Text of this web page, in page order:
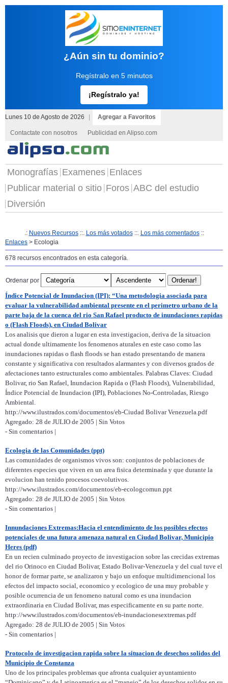
¿Aún sin tu dominio?
Regístralo en 5 minutos
¡Regístralo ya!
Lunes 10 de Agosto de 2026 Agregar a Favoritos
Contactate con nosotros Publicidad en Alipso.com
Monografías Examenes Enlaces
Publicar material o sitio Foros ABC del estudio
Diversión
.: Nuevos Recursos::. Los más votados::. Los más comentados::
Enlaces > Ecologia
678 recursos encontrados en esta categoría.
Ordenar por
Índice Potencial de Inundacion (IPI): “Una metodologia asociada para
evaluar la vulnerabilidad ambiental presente en el perimetro urbano de la
parte baja de la cuenca del rio San Rafael producto de inundaciones rapidas
o (Flash Floods), en Ciudad Bolivar
Los analisis que dieron a lugar en esta investigacion, deriva de la situacion
actual donde ultimamente los fenomenos aturales en este caso como las
inundaciones rapidas o flash floods se han estado presentando de manera
constante y significativa con resultados alarmantes y con diversos grados de
afectaciones tanto estructurales como ambientales. Palabras Claves: Ciudad
Bolivar, rio San Rafael, Inundacion Rapida o (Flash Floods), Vulnerabilidad,
Índice Potencial de Inundacion (IPI), Poblaciones No-Controladas, Riesgo
Ambiental.
http://www.ilustrados.com/documentos/eb-Ciudad Bolivar Venezuela.pdf
Agregado: 28 de JULIO de 2005 | Sin Votos
- Sin comentarios |
Ecologia de las Comunidades (ppt)
Las comunidades de organismos vivos son: conjuntos de poblaciones de
diferentes especies que viven en un area fisica determinada y que durante la
evolucion han tenido procesos coevolutivos.
http://www.ilustrados.com/documentos/eb-ecologcomun.ppt
Agregado: 28 de JULIO de 2005 | Sin Votos
- Sin comentarios |
Innundaciones Extremas:Hacia el entendimiento de los posibles efectos
potenciales de una futura amenaza natural en Ciudad Bolivar, Municipio
Heres (pdf)
En un recien culminado proyecto de investigacion sobre las crecidas extremas
del rio Orinoco en Ciudad Bolivar, Estado Bolivar-Venezuela y del cual tuve el
honor de formar parte, se analizaron y bajo un enfoque multidimencional los
efectos del impacto social, economico y ecologico de una muy probable y
posible ocurrencia de un fenomeno natural como es una inundacion
extraordinaria en Ciudad Bolivar, mas especificamente en su parte norte.
http://www.ilustrados.com/documentos/eb-inundacionesextremas.pdf
Agregado: 28 de JULIO de 2005 | Sin Votos
- Sin comentarios |
Protocolo de investigacion rapida sobre la situacion de desechos solidos del
Municipio de Constanza
Uno de los principales problemas que afronta cualquier ayuntamiento